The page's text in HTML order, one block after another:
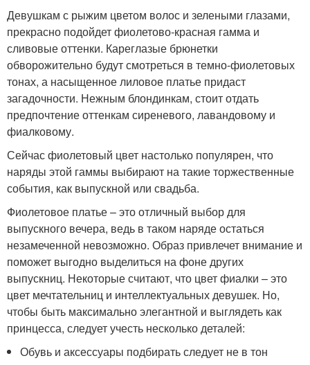
Девушкам с рыжим цветом волос и зелеными глазами,
прекрасно подойдет фиолетово-красная гамма и
сливовые оттенки. Кареглазые брюнетки
обворожительно будут смотреться в темно-фиолетовых
тонах, а насыщенное лиловое платье придаст
загадочности. Нежным блондинкам, стоит отдать
предпочтение оттенкам сиреневого, лавандовому и
фиалковому.
Сейчас фиолетовый цвет настолько популярен, что
наряды этой гаммы выбирают на такие торжественные
события, как выпускной или свадьба.
Фиолетовое платье – это отличный выбор для
выпускного вечера, ведь в таком наряде остаться
незамеченной невозможно. Образ привлечет внимание и
поможет выгодно выделиться на фоне других
выпускниц. Некоторые считают, что цвет фиалки – это
цвет мечтательниц и интеллектуальных девушек. Но,
чтобы быть максимально элегантной и выглядеть как
принцесса, следует учесть несколько деталей:
Обувь и аксессуары подбирать следует не в тон